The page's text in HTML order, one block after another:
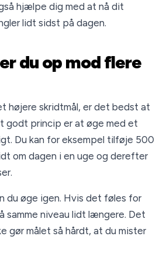
hjælpe dig med at nå dit
lidt sidst på dagen.
du op mod flere
højere skridtmål, er det bedst at
godt princip er at øge med et
Du kan for eksempel tilføje 500
om dagen i en uge og derefter
du øge igen. Hvis det føles for
samme niveau lidt længere. Det
gør målet så hårdt, at du mister